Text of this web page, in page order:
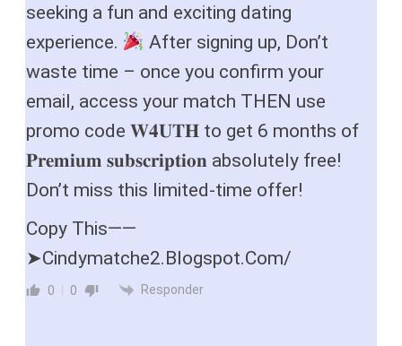
seeking a fun and exciting dating
experience.
After signing up, Don’t
waste time – once you confirm your
email, access your match THEN use
promo code 𝐖𝟒𝐔𝐓𝐇 to get 6 months of
𝐏𝐫𝐞𝐦𝐢𝐮𝐦 𝐬𝐮𝐛𝐬𝐜𝐫𝐢𝐩𝐭𝐢𝐨𝐧 absolutely free!
Don’t miss this limited-time offer!
Copy This——
➤Cindymatche2.Blogspot.Com/
0 0 Responder